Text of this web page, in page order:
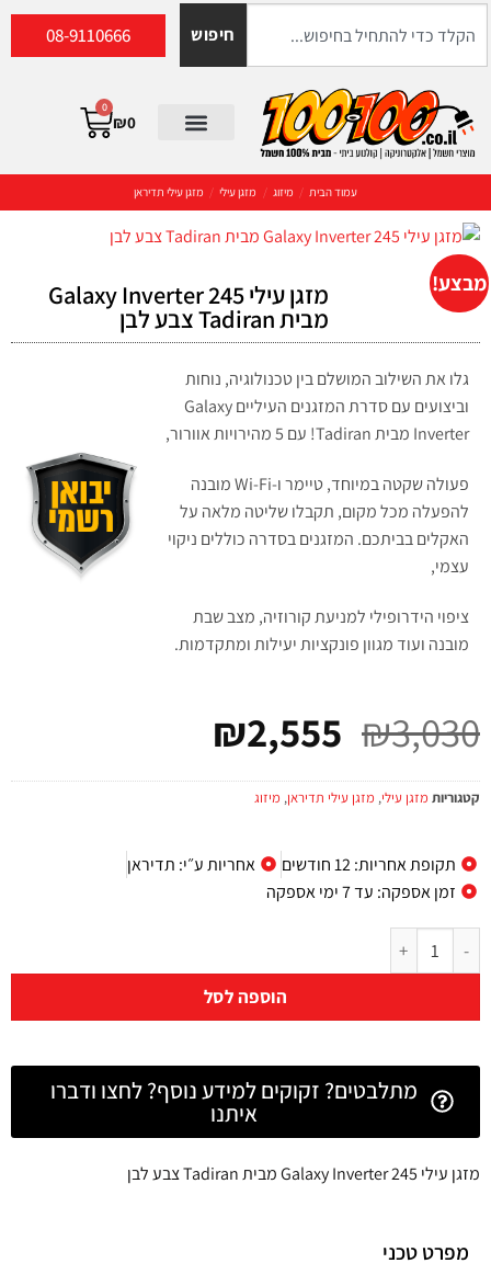
חיפוש 08-9110666
₪0
0
עמוד הבית / מיזוג / מזגן עילי / מזגן עילי תדיראן
מבצע! מזגן עילי 245 Galaxy Inverter
מבית Tadiran צבע לבן
גלו את השילוב המושלם בין טכנולוגיה, נוחות
וביצועים עם סדרת המזגנים העיליים Galaxy
Inverter מבית Tadiran! עם 5 מהירויות אוורור,
פעולה שקטה במיוחד, טיימר ו-Wi-Fi מובנה
להפעלה מכל מקום, תקבלו שליטה מלאה על
האקלים בביתכם. המזגנים בסדרה כוללים ניקוי
עצמי,
ציפוי הידרופילי למניעת קורוזיה, מצב שבת
מובנה ועוד מגוון פונקציות יעילות ומתקדמות.
₪3,030
₪2,555
קטגוריות מזגן עילי, מזגן עילי תדיראן, מיזוג
תקופת אחריות: 12 חודשים
אחריות ע״י: תדיראן
זמן אספקה: עד 7 ימי אספקה
הוספה לסל
מתלבטים? זקוקים למידע נוסף? לחצו ודברו
איתנו
מזגן עילי 245 Galaxy Inverter מבית Tadiran צבע לבן
מפרט טכני